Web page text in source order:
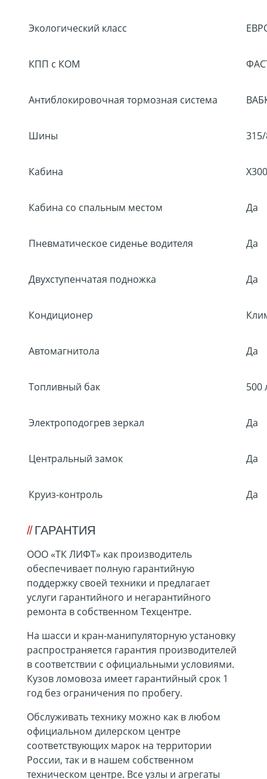
Экологический класс
КПП с КОМ
Антиблокировочная тормозная система
Шины
Кабина
Кабина со спальным местом Да
Пневматическое сиденье водителя Да
Двухступенчатая подножка Да
Кондиционер
Автомагнитола Да
Топливный бак 500
Электроподогрев зеркал Да
Центральный замок Да
Круиз-контроль Да
ГАРАНТИЯ
ООО «ТК ЛИФТ» как производитель
обеспечивает полную гарантийную
поддержку своей техники и предлагает
услуги гарантийного и негарантийного
ремонта в собственном Техцентре.
На шасси и кран-манипуляторную установку
распространяется гарантия производителей
в соответствии с официальными условиями.
Кузов ломовоза имеет гарантийный срок 1
год без ограничения по пробегу.
Обслуживать технику можно как в любом
официальном дилерском центре
соответствующих марок на территории
России, так и в нашем собственном
техническом центре. Все узлы и агрегаты